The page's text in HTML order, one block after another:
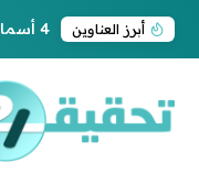
أبرز العناوين 4 أسماء بارزة مرشحة لخلافة جياني إنفانتينو على رئاسة “فيفا”